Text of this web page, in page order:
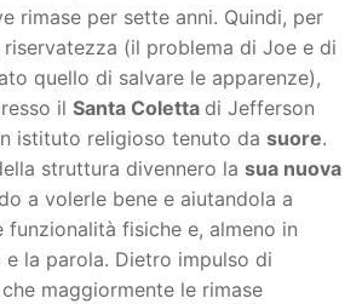
rimase per sette anni. Quindi, per
(il problema di Joe e di
quello di salvare le apparenze),
il Santa Coletta di Jefferson
istituto religioso tenuto da suore.
struttura divennero la sua nuova
a volerle bene e aiutandola a
funzionalità fisiche e, almeno in
la parola. Dietro impulso di
maggiormente le rimase